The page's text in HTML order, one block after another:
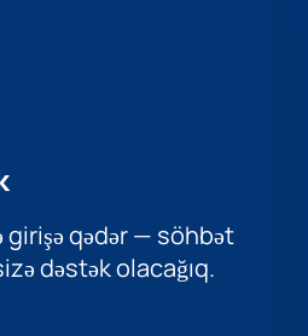
qədər — söhbət
dəstək olacağıq.